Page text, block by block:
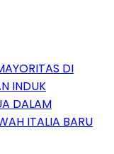
DI
INDUK
DALAM
ITALIA BARU